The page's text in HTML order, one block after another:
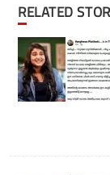
RELATED